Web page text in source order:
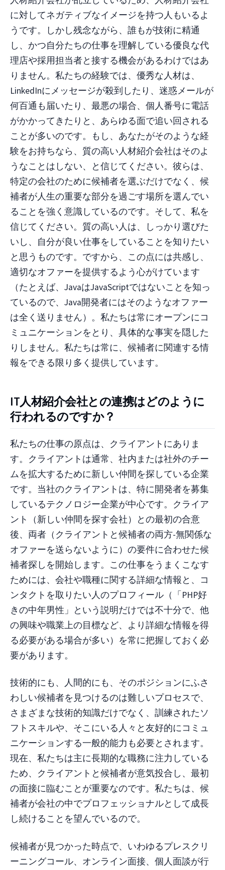
に対してネガティブなイメージを持つ人もいるよ
うです。しかし残念ながら、誰もが技術に精通
し、かつ自分たちの仕事を理解している優良な代
理店や採用担当者と接する機会があるわけではあ
りません。私たちの経験では、優秀な人材は、
LinkedInにメッセージが殺到したり、迷惑メールが
何百通も届いたり、最悪の場合、個人番号に電話
がかかってきたりと、あらゆる面で追い回される
ことが多いのです。もし、あなたがそのような経
験をお持ちなら、質の高い人材紹介会社はそのよ
うなことはしない、と信じてください。彼らは、
特定の会社のために候補者を選ぶだけでなく、候
補者が人生の重要な部分を過ごす場所を選んでい
ることを強く意識しているのです。そして、私を
信じてください。質の高い人は、しっかり選びた
いし、自分が良い仕事をしていることを知りたい
と思うものです。ですから、この点には共感し、
適切なオファーを提供するよう心がけています
（たとえば、JavaはJavaScriptではないことを知っ
ているので、Java開発者にはそのようなオファー
は全く送りません）。私たちは常にオープンにコ
ミュニケーションをとり、具体的な事実を隠した
りしません。私たちは常に、候補者に関連する情
報をできる限り多く提供しています。
IT人材紹介会社との連携はどのように
行われるのですか？
私たちの仕事の原点は、クライアントにありま
す。クライアントは通常、社内または社外のチー
ムを拡大するために新しい仲間を探している企業
です。当社のクライアントは、特に開発者を募集
しているテクノロジー企業が中心です。クライア
ント（新しい仲間を探す会社）との最初の合意
後、両者（クライアントと候補者の両方-無関係な
オファーを送らないように）の要件に合わせた候
補者探しを開始します。この仕事をうまくこなす
ためには、会社や職種に関する詳細な情報と、コ
ンタクトを取りたい人のプロフィール（「PHP好
きの中年男性」という説明だけでは不十分で、他
の興味や職業上の目標など、より詳細な情報を得
る必要がある場合が多い）を常に把握しておく必
要があります。
技術的にも、人間的にも、そのポジションにふさ
わしい候補者を見つけるのは難しいプロセスで、
さまざまな技術的知識だけでなく、訓練されたソ
フトスキルや、そこにいる人々と友好的にコミュ
ニケーションする一般的能力も必要とされます。
現在、私たちは主に長期的な職務に注力している
ため、クライアントと候補者が意気投合し、最初
の面接に臨むことが重要なのです。私たちは、候
補者が会社の中でプロフェッショナルとして成長
し続けることを望んでいるので。
候補者が見つかった時点で、いわゆるプレスクリ
ーニングコール、オンライン面接、個人面談が行